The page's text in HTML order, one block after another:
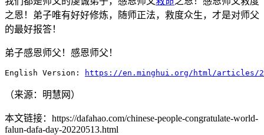
之恩！弟子唯有好好修炼，随师正法，救度众生，才是对师父
的最好报答！
弟子感恩师父！感恩师父！
English Version: https://en.minghui.org/html/articles/
（来源：明慧网）
本文链接：https://dafahao.com/chinese-people-congratulate-world-
falun-dafa-day-20220513.html